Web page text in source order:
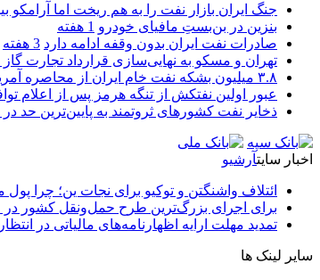
جنگ ایران بازار نفت را به هم ریخت اما آرامکو
بنزین در بن‌بستِ مافیای خودرو 1 هفته
صادرات نفت ایران بدون وقفه ادامه دارد 3 هفته
تهران و مسکو به نهایی‌سازی قرارداد تجارت
۳.۸ میلیون بشکه نفت خام ایران از محاصره آمریکا عبور کرد
عبور اولین نفتکش از تنگه هرمز پس از اعلام
ذخایر نفت کشورهای ثروتمند به پایین‌ترین حد در ۲۳ سال گذشته رسید
اخبار سایتآرشیو
ائتلاف واشنگتن و توکیو برای نجات ین؛ چرا
برای اجرای بزرگ‌ترین طرح حمل‌ونقل کشور در
تمدید مهلت ارایه اظهارنامه‌های مالیاتی در
سایر لینک ها